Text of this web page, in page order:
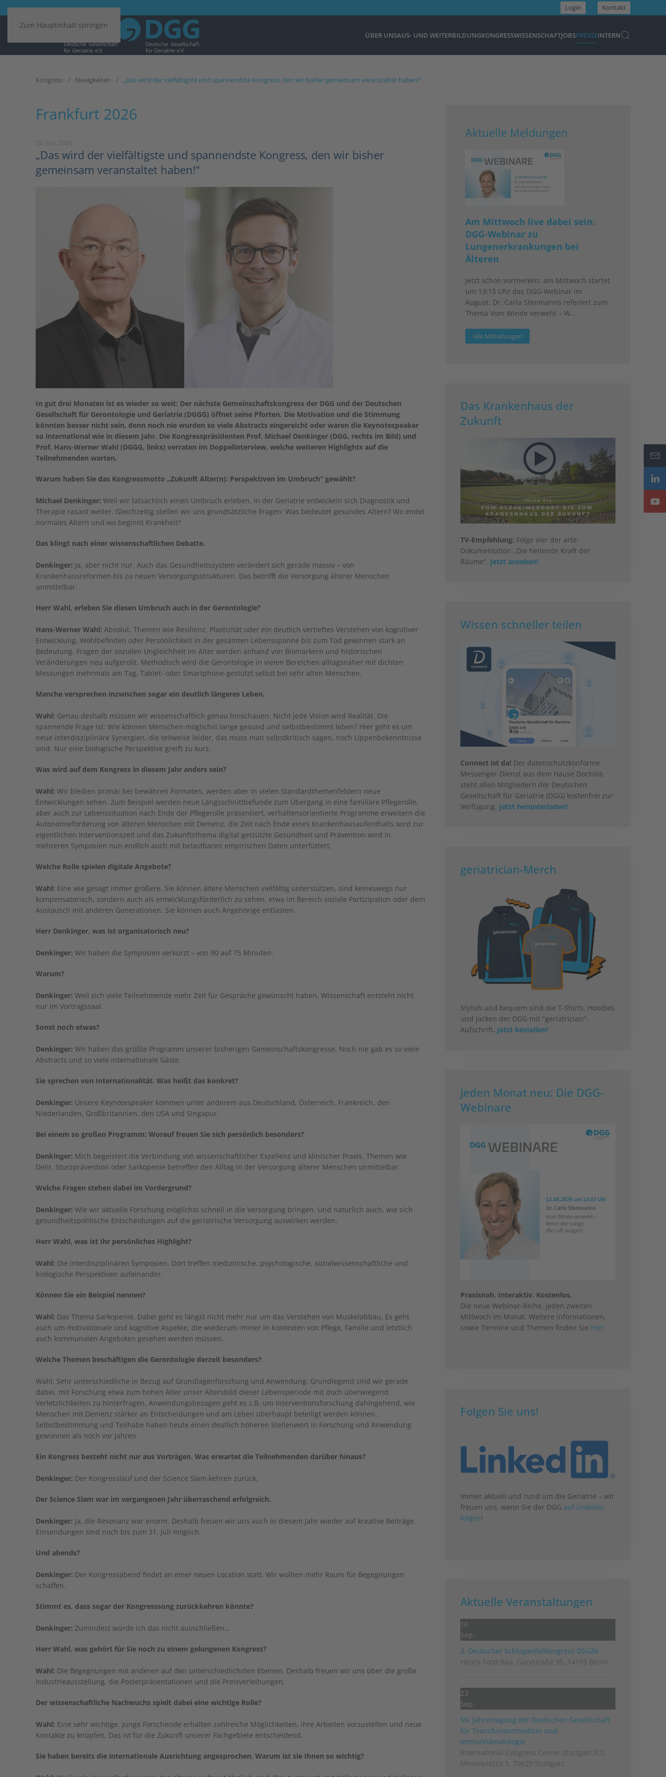
Zum Hauptinhalt springen
Login Kontakt
ÜBER UNSAUS- UND WEITERBILDUNGKONGRESSWISSENSCHAFTJOBSPRESSEINTERN
Kongress Neuigkeiten „Das wird der vielfältigste und spannendste Kongress, den wir bisher gemeinsam veranstaltet haben!“
Frankfurt 2026
„Das wird der vielfältigste und spannendste Kongress, den wir bisher
gemeinsam veranstaltet haben!“
In gut drei Monaten ist es wieder so weit: Der nächste Gemeinschaftskongress der DGG und der Deutschen
Gesellschaft für Gerontologie und Geriatrie (DGGG) öffnet seine Pforten. Die Motivation und die Stimmung
könnten besser nicht sein, denn noch nie wurden so viele Abstracts eingereicht oder waren die Keynotespeaker
so international wie in diesem Jahr. Die Kongresspräsidenten Prof. Michael Denkinger (DGG, rechts im Bild) und
Prof. Hans-Werner Wahl (DGGG, links) verraten im Doppelinterview, welche weiteren Highlights auf die
Teilnehmenden warten.
Warum haben Sie das Kongressmotto „Zukunft Alter(n): Perspektiven im Umbruch“ gewählt?
Michael Denkinger: Weil wir tatsächlich einen Umbruch erleben. In der Geriatrie entwickeln sich Diagnostik und
Therapie rasant weiter. Gleichzeitig stellen wir uns grundsätzliche Fragen: Was bedeutet gesundes Altern? Wo endet
normales Altern und wo beginnt Krankheit?
Das klingt nach einer wissenschaftlichen Debatte.
Denkinger: Ja, aber nicht nur. Auch das Gesundheitssystem verändert sich gerade massiv – von
Krankenhausreformen bis zu neuen Versorgungsstrukturen. Das betrifft die Versorgung älterer Menschen
unmittelbar.
Herr Wahl, erleben Sie diesen Umbruch auch in der Gerontologie?
Hans-Werner Wahl: Absolut. Themen wie Resilienz, Plastizität oder ein deutlich vertieftes Verstehen von kognitiver
Entwicklung, Wohlbefinden oder Persönlichkeit in der gesamten Lebensspanne bis zum Tod gewinnen stark an
Bedeutung. Fragen der sozialen Ungleichheit im Alter werden anhand von Biomarkern und historischen
Veränderungen neu aufgerollt. Methodisch wird die Gerontologie in vielen Bereichen alltagsnäher mit dichten
Messungen mehrmals am Tag, Tablet- oder Smartphone-gestützt selbst bei sehr alten Menschen.
Manche versprechen inzwischen sogar ein deutlich längeres Leben.
Wahl: Genau deshalb müssen wir wissenschaftlich genau hinschauen. Nicht jede Vision wird Realität. Die
spannende Frage ist: Wie können Menschen möglichst lange gesund und selbstbestimmt leben? Hier geht es um
neue interdisziplinäre Synergien, die teilweise leider, das muss man selbstkritisch sagen, noch Lippenbekenntnisse
sind. Nur eine biologische Perspektive greift zu kurz.
Was wird auf dem Kongress in diesem Jahr anders sein?
Wahl: Wir bleiben primär bei bewähren Formaten, werden aber in vielen Standardthemenfeldern neue
Entwicklungen sehen. Zum Beispiel werden neue Längsschnittbefunde zum Übergang in eine familiäre Pflegerolle,
aber auch zur Lebenssituation nach Ende der Pflegerolle präsentiert, verhaltensorientierte Programme erweitern die
Autonomieförderung von älteren Menschen mit Demenz, die Zeit nach Ende eines Krankenhausaufenthalts wird zur
eigentlichen Interventionszeit und das Zukunftsthema digital gestützte Gesundheit und Prävention wird in
mehreren Symposien nun endlich auch mit belastbaren empirischen Daten unterfüttert.
Welche Rolle spielen digitale Angebote?
Wahl: Eine wie gesagt immer größere. Sie können ältere Menschen vielfältig unterstützen, sind keineswegs nur
kompensatorisch, sondern auch als entwicklungsförderlich zu sehen, etwa im Bereich soziale Partizipation oder dem
Austausch mit anderen Generationen. Sie können auch Angehörige entlasten.
Herr Denkinger, was ist organisatorisch neu?
Denkinger: Wir haben die Symposien verkürzt – von 90 auf 75 Minuten.
Warum?
Denkinger: Weil sich viele Teilnehmende mehr Zeit für Gespräche gewünscht haben. Wissenschaft entsteht nicht
nur im Vortragssaal.
Sonst noch etwas?
Denkinger: Wir haben das größte Programm unserer bisherigen Gemeinschaftskongresse. Noch nie gab es so viele
Abstracts und so viele internationale Gäste.
Sie sprechen von Internationalität. Was heißt das konkret?
Denkinger: Unsere Keynotespeaker kommen unter anderem aus Deutschland, Österreich, Frankreich, den
Niederlanden, Großbritannien, den USA und Singapur.
Bei einem so großen Programm: Worauf freuen Sie sich persönlich besonders?
Denkinger: Mich begeistert die Verbindung von wissenschaftlicher Exzellenz und klinischer Praxis. Themen wie
Delir, Sturzprävention oder Sarkopenie betreffen den Alltag in der Versorgung älterer Menschen unmittelbar.
Welche Fragen stehen dabei im Vordergrund?
Denkinger: Wie wir aktuelle Forschung möglichst schnell in die Versorgung bringen. Und natürlich auch, wie sich
gesundheitspolitische Entscheidungen auf die geriatrische Versorgung auswirken werden.
Herr Wahl, was ist Ihr persönliches Highlight?
Wahl: Die interdisziplinären Symposien. Dort treffen medizinische, psychologische, sozialwissenschaftliche und
biologische Perspektiven aufeinander.
Können Sie ein Beispiel nennen?
Wahl: Das Thema Sarkopenie. Dabei geht es längst nicht mehr nur um das Verstehen von Muskelabbau. Es geht
auch um motivationale und kognitive Aspekte, die wiederum immer in Kontexten von Pflege, Familie und letztlich
auch kommunalen Angeboten gesehen werden müssen.
Welche Themen beschäftigen die Gerontologie derzeit besonders?
Wahl: Sehr unterschiedliche in Bezug auf Grundlagenforschung und Anwendung. Grundlegend sind wir gerade
dabei, mit Forschung etwa zum hohen Alter unser Altersbild dieser Lebensperiode mit doch überwiegend
Verletzlichkeiten zu hinterfragen. Anwendungsbezogen geht es z.B. um Interventionsforschung dahingehend, wie
Menschen mit Demenz stärker an Entscheidungen und am Leben überhaupt beteiligt werden können.
Selbstbestimmung und Teilhabe haben heute einen deutlich höheren Stellenwert in Forschung und Anwendung
gewonnen als noch vor Jahren.
Ein Kongress besteht nicht nur aus Vorträgen. Was erwartet die Teilnehmenden darüber hinaus?
Denkinger: Der Kongresslauf und der Science Slam kehren zurück.
Der Science Slam war im vergangenen Jahr überraschend erfolgreich.
Denkinger: Ja, die Resonanz war enorm. Deshalb freuen wir uns auch in diesem Jahr wieder auf kreative Beiträge.
Einsendungen sind noch bis zum 31. Juli möglich.
Und abends?
Denkinger: Der Kongressabend findet an einer neuen Location statt. Wir wollten mehr Raum für Begegnungen
schaffen.
Stimmt es, dass sogar der Kongresssong zurückkehren könnte?
Denkinger: Zumindest würde ich das nicht ausschließen…
Herr Wahl, was gehört für Sie noch zu einem gelungenen Kongress?
Wahl: Die Begegnungen mit anderen auf den unterschiedlichsten Ebenen. Deshalb freuen wir uns über die große
Industrieausstellung, die Posterpräsentationen und die Preisverleihungen.
Der wissenschaftliche Nachwuchs spielt dabei eine wichtige Rolle?
Wahl: Eine sehr wichtige. Junge Forschende erhalten zahlreiche Möglichkeiten, ihre Arbeiten vorzustellen und neue
Kontakte zu knüpfen. Das ist für die Zukunft unserer Fachgebiete entscheidend.
Sie haben bereits die internationale Ausrichtung angesprochen. Warum ist sie Ihnen so wichtig?
Aktuelle Meldungen
Am Mittwoch live dabei sein:
DGG-Webinar zu
Lungenerkrankungen bei
Älteren
Jetzt schon vormerken: am Mittwoch startet
um 13:15 Uhr das DGG-Webinar im
August. Dr. Carla Stenmanns referiert zum
Thema Vom Winde verweht – W…
Alle Mitteilungen
Das Krankenhaus der
Zukunft
TV-Empfehlung: Folge vier der arte-
Dokumentation „Die heilende Kraft der
Räume“. Jetzt ansehen!
Wissen schneller teilen
Connect ist da! Der datenschutzkonforme
Messenger-Dienst aus dem Hause Doctolib
steht allen Mitgliedern der Deutschen
Gesellschaft für Geriatrie (DGG) kostenfrei zur
Verfügung. Jetzt herunterladen!
geriatrician-Merch
Stylish und bequem sind die T-Shirts, Hoodies
und Jacken der DGG mit "geriatrician"-
Aufschrift. Jetzt bestellen!
Jeden Monat neu: Die DGG-
Webinare
Praxisnah. Interaktiv. Kostenlos.
Die neue Webinar-Reihe, jeden zweiten
Mittwoch im Monat. Weitere Informationen,
sowie Termine und Themen finden Sie hier.
Folgen Sie uns!
Immer aktuell und rund um die Geriatrie – wir
freuen uns, wenn Sie der DGG auf LinkedIn
folgen!
Aktuelle Veranstaltungen
10
Sep.
2. Deutscher Schlag­anfall­kongress DSG26
Henry-Ford-Bau, Garystraße 35, 14195 Berlin
23
Sep.
59. Jahrestagung der Deutschen Gesellschaft
für Transfusionsmedizin und
Immunhämatologie
International Congress Center Stuttgart ICS,
Messepiazza 1, 70629 Stuttgart